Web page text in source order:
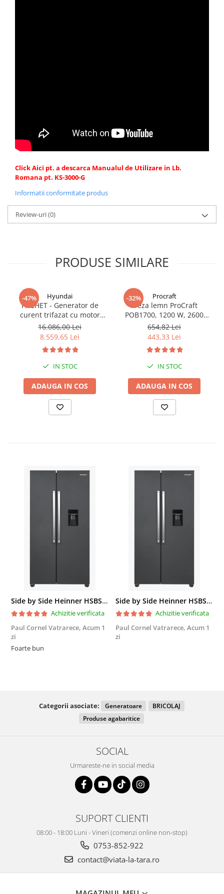
Click Aici pt. a descarca Manualul de Utilizare in Lb.
Romana pt. KS-3000-G
Informatii conformitate produs
Review-uri(0)
PRODUSE SIMILARE
-47% Hyundai
PACHET - Generator de
curent trifazat cu motor
diesel Hyundai DHY8600SE-
T, putere motor 12 CP,
Putere maxima 7.9 kVA,
tensiune 380 / 220 V +
Automatizare trifazata
ATS12-3P
16.086,00 Lei
8.559,65 Lei
IN STOC
ADAUGA IN COS
-32% Procraft
Freza lemn ProCraft
POB1700, 1200 W, 2600
Rpm cu 12 freze pentru
lemn incluse in pachet
654,82 Lei
443,33 Lei
IN STOC
ADAUGA IN COS
Side by Side Heinner HSBS-HM439NFINVDGWDE++, Total No Frost, Compresor Inverter, Dozator Apa, Display Touch LED, 439 L, Clasa E, Gri Antracit Texturat
Achizitie verificata
Paul Cornel Vatrarece, Acum 1
zi
Foarte bun
Side by Side Heinner HSBS-HM439NFINVDGWDE++, Total No Frost, Compresor Inverter, Dozator Apa, Display Touch LED, 439 L, Clasa E, Gri Antracit Texturat
Achizitie verificata
Paul Cornel Vatrarece, Acum 1
zi
Categorii asociate: Generatoare
BRICOLAJ
Produse agabaritice
SOCIAL
Urmareste-ne in social media
SUPORT CLIENTI
08:00 - 18:00 Luni - Vineri (comenzi online non-stop)
0753-852-922
contact@viata-la-tara.ro